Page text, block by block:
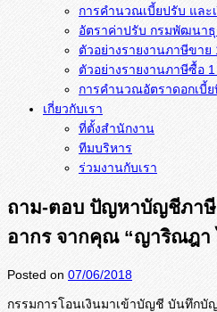
การคำนวณเบี้ยปรับ และ
อัตราค่าปรับ กรมพัฒนาธุ
ตัวอย่างรายงานภาษีขาย
การคำนวณอัตราดอกเบี้ย
เกี่ยวกับเรา
ที่ตั้งสำนักงาน
ทีมบริหาร
ร่วมงานกับเรา
ถาม-ตอบ ปัญหาบัญชีภาษี
อากร จากคุณ “ญาริณฎา
Posted on 07/06/2018
กรรมการโอนเงินมาเข้าบัญชี บันทึกบั